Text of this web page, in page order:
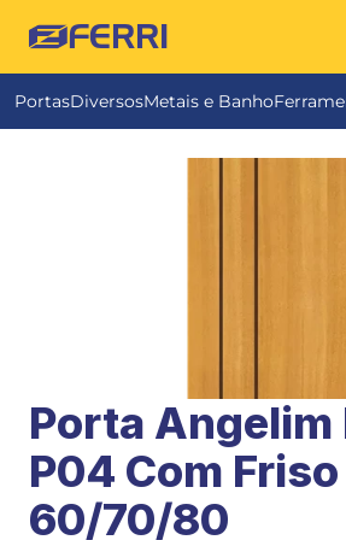
FERRI
PortasDiversosMetais e Banho
Porta Angelim
P04 Com Friso
60/70/80